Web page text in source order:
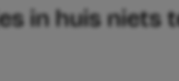
in huis niets